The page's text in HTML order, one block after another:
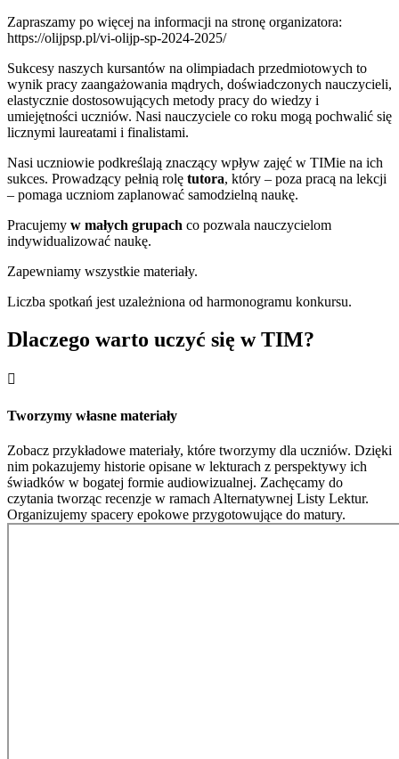
Zapraszamy po więcej na informacji na stronę organizatora:
https://olijpsp.pl/vi-olijp-sp-2024-2025/
Sukcesy naszych kursantów na olimpiadach przedmiotowych to
wynik pracy zaangażowania mądrych, doświadczonych nauczycieli,
elastycznie dostosowujących metody pracy do wiedzy i
umiejętności uczniów. Nasi nauczyciele co roku mogą pochwalić się
licznymi laureatami i finalistami.
Nasi uczniowie podkreślają znaczący wpływ zajęć w TIMie na ich
sukces. Prowadzący pełnią rolę tutora, który – poza pracą na lekcji
– pomaga uczniom zaplanować samodzielną naukę.
Pracujemy w małych grupach co pozwala nauczycielom
indywidualizować naukę.
Zapewniamy wszystkie materiały.
Liczba spotkań jest uzależniona od harmonogramu konkursu.
Dlaczego warto uczyć się w TIM?

Tworzymy własne materiały
Zobacz przykładowe materiały, które tworzymy dla uczniów. Dzięki
nim pokazujemy historie opisane w lekturach z perspektywy ich
świadków w bogatej formie audiowizualnej. Zachęcamy do
czytania tworząc recenzje w ramach Alternatywnej Listy Lektur.
Organizujemy spacery epokowe przygotowujące do matury.